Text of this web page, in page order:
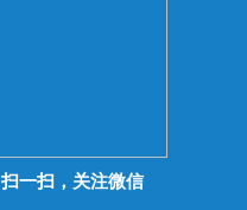
扫一扫，关注微信